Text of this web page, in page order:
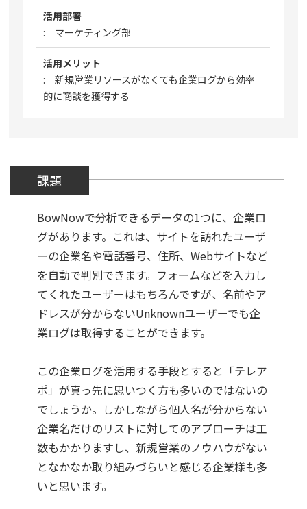
マニュアルサイト
活用部署
: マーケティング部
活用メリット
: 新規営業リソースがなくても企業ログから効率
的に商談を獲得する
BowNowで分析できるデータの1つに、企業ロ
グがあります。これは、サイトを訪れたユーザ
ーの企業名や電話番号、住所、Webサイトなど
を自動で判別できます。フォームなどを入力し
てくれたユーザーはもちろんですが、名前やア
ドレスが分からないUnknownユーザーでも企
業ログは取得することができます。
この企業ログを活用する手段とすると「テレア
ポ」が真っ先に思いつく方も多いのではないの
でしょうか。しかしながら個人名が分からない
企業名だけのリストに対してのアプローチは工
数もかかりますし、新規営業のノウハウがない
となかなか取り組みづらいと感じる企業様も多
いと思います。